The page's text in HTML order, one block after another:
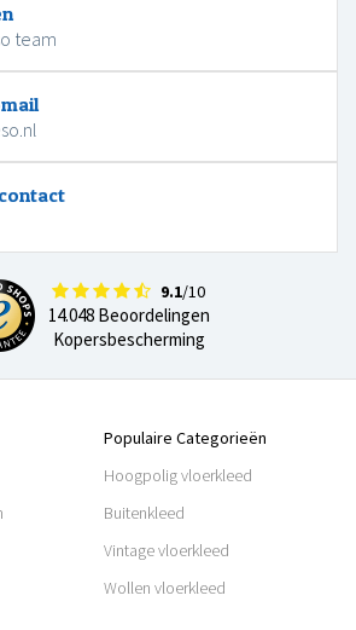
team
9.1/10
14.048 Beoordelingen
Kopersbescherming
Populaire Categorieën
Hoogpolig vloerkleed
Buitenkleed
Vintage vloerkleed
Wollen vloerkleed